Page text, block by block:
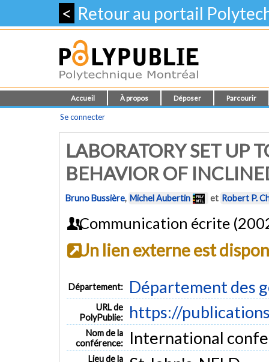
< Retour au portail
Accueil À propos Déposer Parcourir
Se connecter
LABORATORY SET UP
BEHAVIOR OF
Bruno Bussière, Michel Aubertin et Robert P.
Communication écrite
Un lien externe est
Département: Département des
URL de
PolyPublie:
https://
Nom de la
conférence:
International
Lieu de la